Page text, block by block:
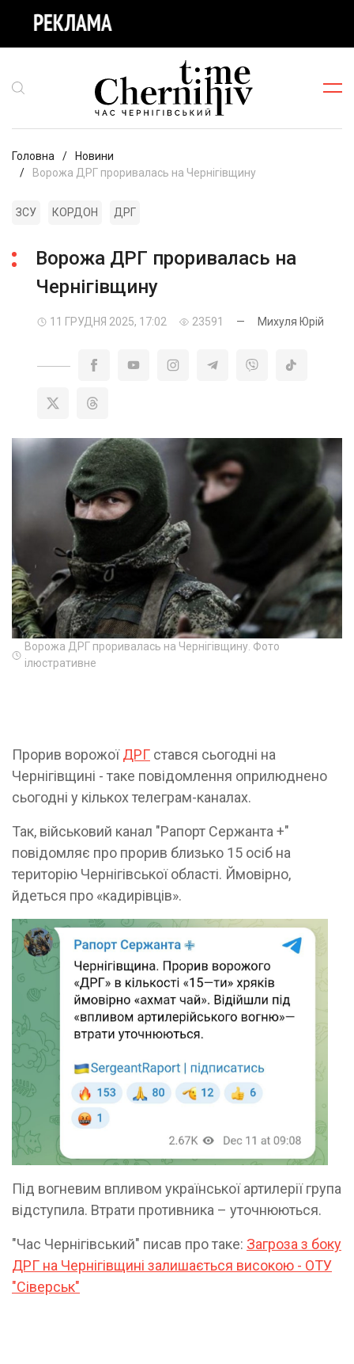
Головна
Новини
Ворожа ДРГ проривалась на Чернігівщину
ЗСУ КОРДОН ДРГ
Ворожа ДРГ проривалась на
Чернігівщину
11 ГРУДНЯ 2025, 17:02 23591 — Михуля Юрій
Ворожа ДРГ проривалась на Чернігівщину. Фото
ілюстративне
Прорив ворожоїДРГ стався сьогодні на
Чернігівщині - таке повідомлення оприлюднено
сьогодні у кількох телеграм-каналах.
Так, військовий канал "Рапорт Сержанта +"
повідомляє про прорив близько 15 осіб на
територію Чернігівської області. Ймовірно,
йдеться про «кадирівців».
Під вогневим впливом української артилерії група
відступила. Втрати противника – уточнюються.
"Час Чернігівський" писав про таке: Загроза з боку
ДРГ на Чернігівщині залишається високою - ОТУ
"Сіверськ"